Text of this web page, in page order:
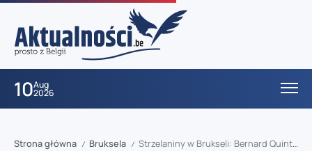
10Aug
2026
Strona główna / Bruksela / Strzelaniny w Brukseli: Bernard Quintin zwołuje nadzwyczajne spotkanie, priorytetem ochrona mieszkańców